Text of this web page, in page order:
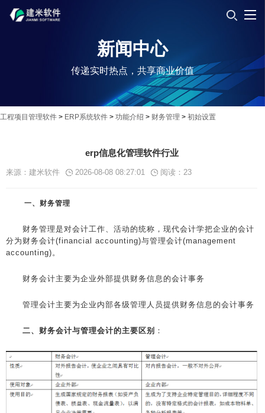
新闻中心
传递实时热点，共享商业价值
工程项目管理软件 > ERP系统软件 > 功能介绍 > 财务管理 > 初始设置
erp信息化管理软件行业
来源：建米软件 2026-08-08 08:27:01 阅读： 23
一、财务管理
财务管理是对会计工作、活动的统称，现代会计学把企业的会计
分为财务会计(financial accounting)与管理会计(management
accounting)。
财务会计主要为企业外部提供财务信息的会计事务
管理会计主要为企业内部各级管理人员提供财务信息的会计事务
二、财务会计与管理会计的主要区别 ：